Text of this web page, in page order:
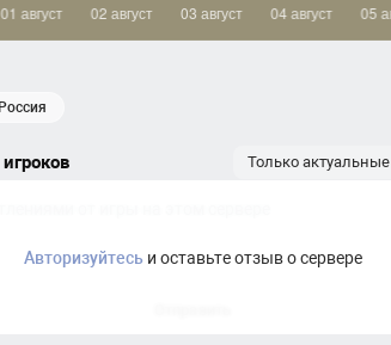
россия
Только актуальные
Авторизуйтесьи оставьте отзыв о сервере